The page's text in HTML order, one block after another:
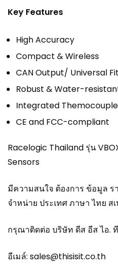
Key Features
High Accuracy
Compact & Wireless
CAN Output/ Universal Fit
Robust & Water-
Integrated
CE and FCC-compliant
Racelogic Thailand รุ่น
Sensors
มีความสนใจ ต้องการ ข้อมูล
จำหน่าย ประเทศ ภาษา ไทย สเ
กรุณาติดต่อ บริษัท ดีส อีส ไอ.
อีเมล์: sales@thisisit.co.th